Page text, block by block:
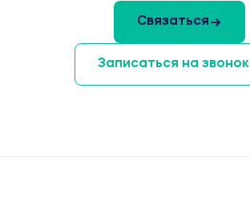
Связаться
Записаться на звонок